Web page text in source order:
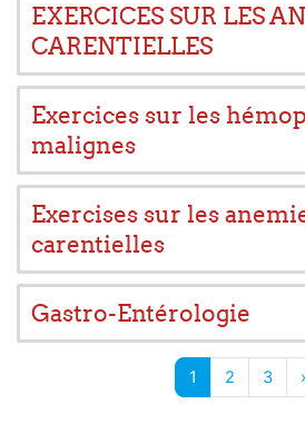
EXERCICES SUR LES
CARENTIELLES
Exercices sur les
malignes
Exercises sur les
carentielles
Gastro-Entérologie
1 Page 1
2 Page 2
3